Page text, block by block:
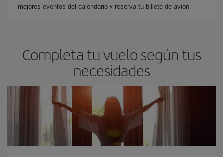
mejores eventos del calendario y reserva tu billete de avión
Completa tu vuelo según tus
necesidades